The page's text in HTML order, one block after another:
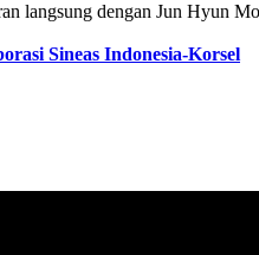
langsung dengan Jun Hyun
Sineas Indonesia-Korsel